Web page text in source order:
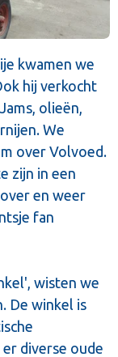
kwamen we
hij verkocht
olieën,
We
over Volvoed.
zijn in een
en weer
fan
wisten we
De winkel is
diverse oude